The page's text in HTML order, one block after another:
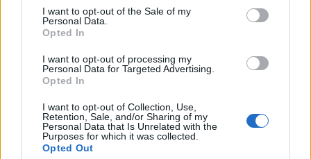
consent section.
I want to opt-out of the Sale of my
Personal Data.
Opted In
I want to opt-out of processing my
Personal Data for Targeted Advertising.
Opted In
I want to opt-out of Collection, Use,
Retention, Sale, and/or Sharing of my
Personal Data that Is Unrelated with the
Purposes for which it was collected.
Opted Out
Sangue, musica e solidarietà con Avis Olbia al
Delta Center
Meteo Olbia 9 agosto, temperature in calo
Salmo finisce in ospedale a Catania, ma il tour
va avanti: “Sicilia, ci sono”